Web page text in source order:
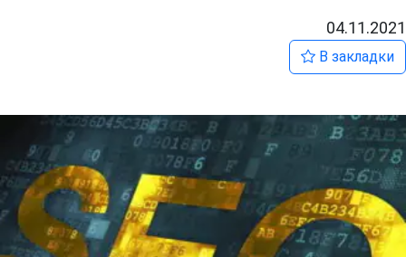
04.11.2021
В закладки